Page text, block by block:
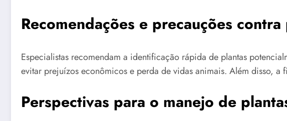
Recomendações e precauções
Especialistas recomendam a identificação rápida de plantas
evitar prejuízos econômicos e perda de vidas animais. Além disso, a
Perspectivas para o manejo de